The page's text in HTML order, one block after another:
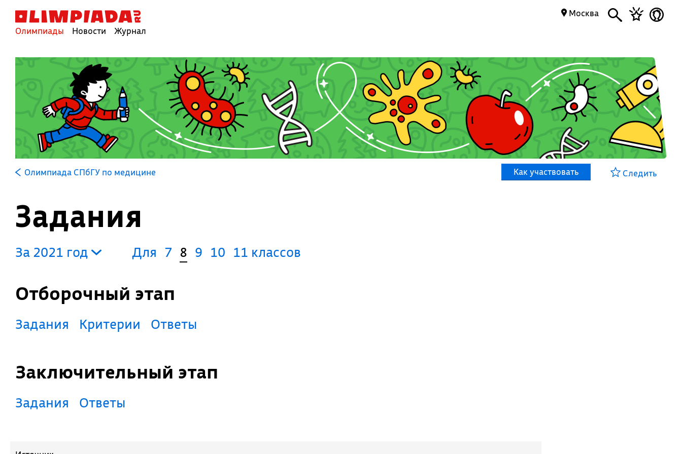
Олимпиады Новости Журнал
Москва
Олимпиада СПбГУ по медицине Как участвовать Следить
Задания
За 2021 год Для 7 8 9 10 11 классов
Отборочный этап
Задания Критерии Ответы
Заключительный этап
Задания Ответы